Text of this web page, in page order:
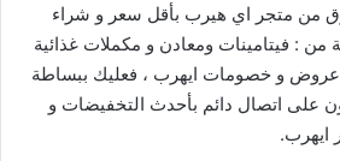
من متجر اي هيرب بأقل سعر و شراء
: فيتامينات ومعادن و مكملات غذائية
عروض و خصومات ايهرب ، فعليك ببساطة
على اتصال دائم بأحدث التخفيضات و
ايهرب.